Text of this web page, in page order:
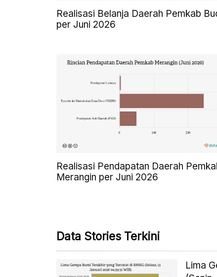
Realisasi Belanja Daerah Pemkab
per Juni 2026
Realisasi Pendapatan Daerah
Merangin per Juni 2026
Data Stories Terkini
Lima